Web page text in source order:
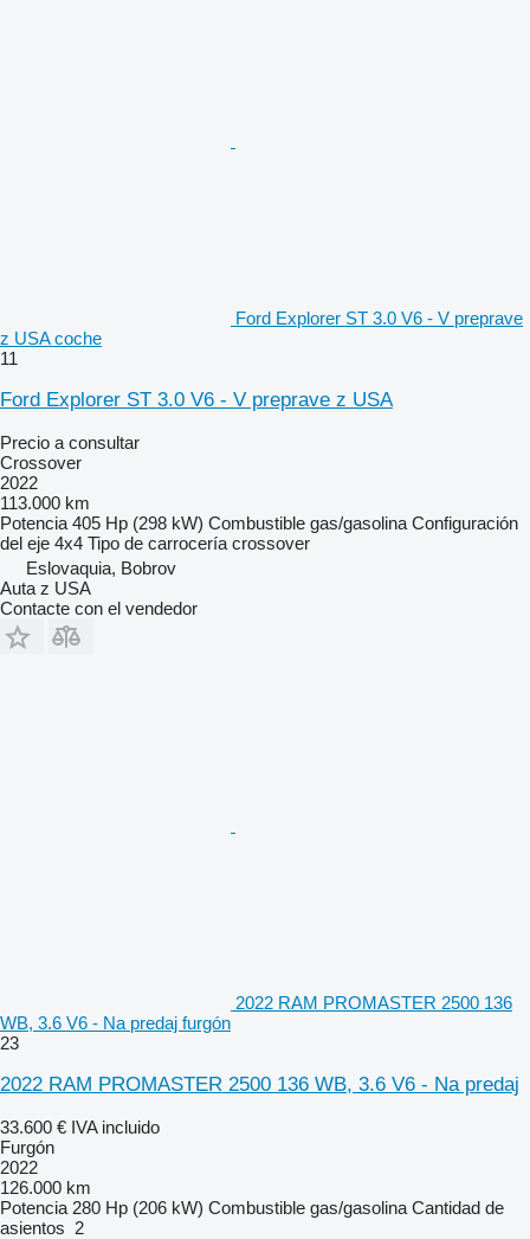
Ford Explorer ST 3.0 V6 - V preprave
z USA coche
11
Ford Explorer ST 3.0 V6 - V preprave z USA
Precio a consultar
Crossover
2022
113.000 km
Potencia 405 Hp (298 kW) Combustible gas/gasolina Configuración
del eje 4x4 Tipo de carrocería crossover
Eslovaquia, Bobrov
Auta z USA
Contacte con el vendedor
2022 RAM PROMASTER 2500 136
WB, 3.6 V6 - Na predaj furgón
23
2022 RAM PROMASTER 2500 136 WB, 3.6 V6 - Na predaj
33.600 € IVA incluido
Furgón
2022
126.000 km
Potencia 280 Hp (206 kW) Combustible gas/gasolina Cantidad de
asientos 2